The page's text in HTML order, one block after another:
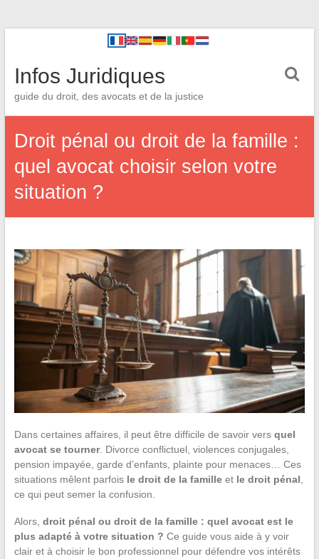
Infos Juridiques
guide du droit, des avocats et de la justice
Droit pénal ou droit de la famille :
quel avocat choisir selon votre
situation ?
Dans certaines affaires, il peut être difficile de savoir vers quel
avocat se tourner. Divorce conflictuel, violences conjugales,
pension impayée, garde d’enfants, plainte pour menaces… Ces
situations mêlent parfois le droit de la familleet le droit pénal
ce qui peut semer la confusion.
Alors, droit pénal ou droit de la famille : quel avocat est le
plus adapté à votre situation ? Ce guide vous aide à y voir
clair et à choisir le bon professionnel pour défendre vos intérêts